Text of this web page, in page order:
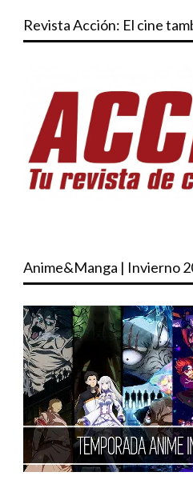
Revista Acción: El cine
Anime&Manga | Invierno